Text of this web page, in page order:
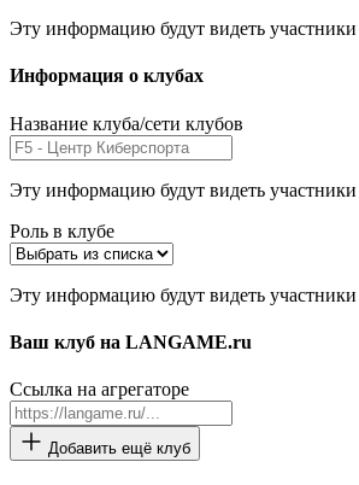
Эту информацию будут видеть участники
Информация о клубах
Название клуба/сети клубов
Эту информацию будут видеть участники
Роль в клубе
Эту информацию будут видеть участники
Ваш клуб на LANGAME.ru
Ссылка на агрегаторе
Добавить ещё клуб